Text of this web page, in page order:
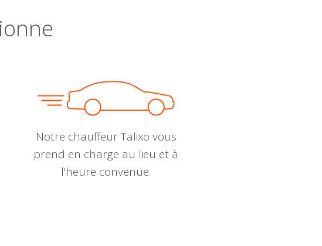
Notre chauffeur Talixo vous
prend en charge au lieu et à
l'heure convenue.